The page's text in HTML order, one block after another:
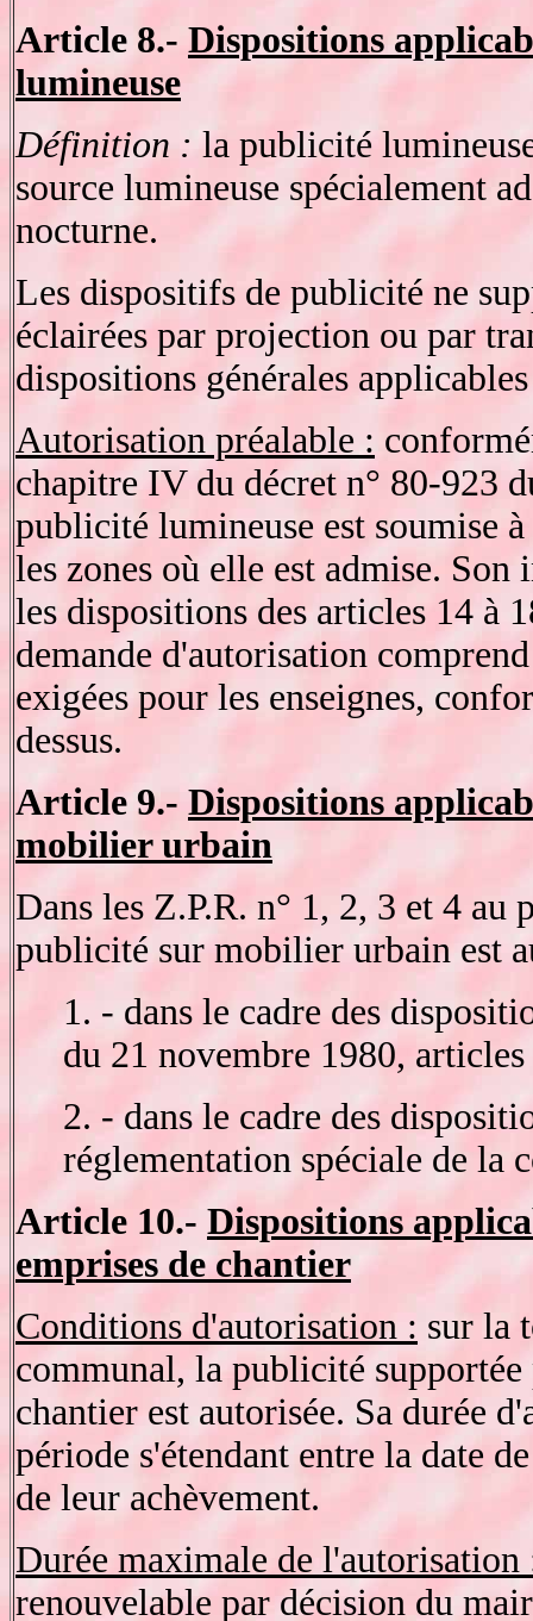
Article 8.- Dispositions
lumineuse
Définition : la publicité
source lumineuse spécialement
nocturne.
Les dispositifs de publicité ne
éclairées par projection ou par
dispositions générales
Autorisation préalable :
chapitre IV du décret n° 80-923
publicité lumineuse est soumise
les zones où elle est admise.
les dispositions des articles 14 à
demande d'autorisation
exigées pour les enseignes,
dessus.
Article 9.- Dispositions
mobilier urbain
Dans les Z.P.R. n° 1, 2, 3 et 4
publicité sur mobilier urbain est
1. - dans le cadre des
du 21 novembre 1980,
2. - dans le cadre des
réglementation spéciale de la
Article 10.- Dispositions
emprises de chantier
Conditions d'autorisation : sur la
communal, la publicité supportée
chantier est autorisée. Sa durée
période s'étendant entre la date
de leur achèvement.
Durée maximale de l'autorisation
renouvelable par décision du